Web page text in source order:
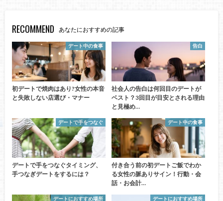
RECOMMEND あなたにおすすめの記事
デート中の食事
初デートで焼肉はあり?女性の本音
と失敗しない店選び・マナー
告白
社会人の告白は何回目のデートが
ベスト？3回目が目安とされる理由
と見極め…
デートで手をつなぐ
デートで手をつなぐタイミング、
手つなぎデートをするには？
デート中の食事
付き合う前の初デートご飯でわか
る女性の脈ありサイン！行動・会
話・お会計…
デートにおすすめ場所 デートにおすすめ場所